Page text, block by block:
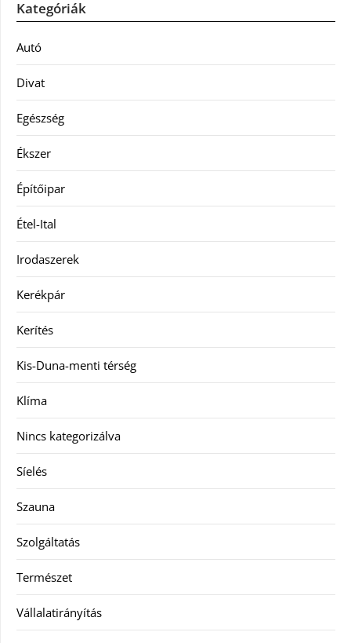
Kategóriák
Autó
Divat
Egészség
Ékszer
Építőipar
Étel-Ital
Irodaszerek
Kerékpár
Kerítés
Kis-Duna-menti térség
Klíma
Nincs kategorizálva
Síelés
Szauna
Szolgáltatás
Természet
Vállalatirányítás